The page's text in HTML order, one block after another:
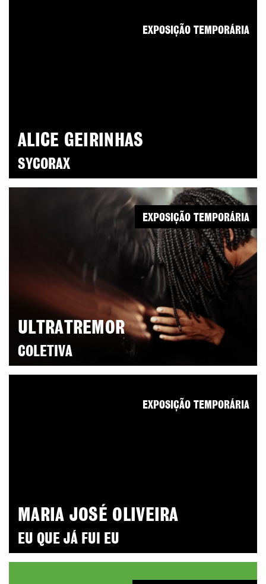
ALICE GEIRINHAS
SYCORAX
EXPOSIÇÃO TEMPORÁRIA
ULTRATREMOR
COLETIVA
EXPOSIÇÃO TEMPORÁRIA
MARIA JOSÉ OLIVEIRA
EU QUE JÁ FUI EU
EXPOSIÇÃO TEMPORÁRIA